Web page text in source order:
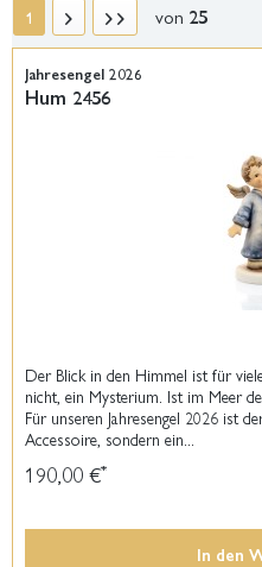
1 von 25
Jahresengel 2026
Hum 2456
Der Blick in den Himmel ist für
nicht, ein Mysterium. Ist im Meer
Für unseren Jahresengel 2026 ist
Accessoire, sondern ein...
190,00 €*
In den